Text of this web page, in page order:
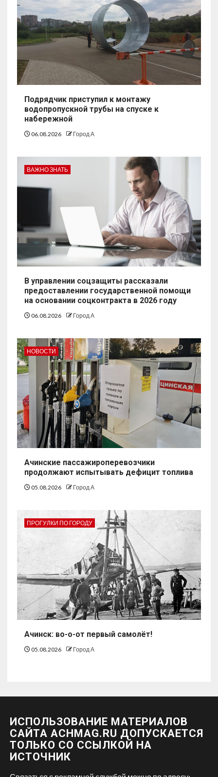
Подрядчик приступил к монтажу
водопропускной трубы на спуске к
набережной
06.08.2026 Город А
ВАЖНО ЗНАТЬ
В управлении соцзащиты рассказали
предоставлении государственной помощи
на основании соцконтракта в 2026 году
06.08.2026 Город А
НОВОСТИ
Ачинские пассажироперевозчики
продолжают испытывать дефицит топлива
05.08.2026 Город А
ПРОГУЛКИ ПО ГОРОДУ
Ачинск: во-о-от первый самолёт!
05.08.2026 Город А
ИСПОЛЬЗОВАНИЕ МАТЕРИАЛОВ
САЙТА ACHMAG.RU ДОПУСКАЕТСЯ
ТОЛЬКО СО ССЫЛКОЙ НА
ИСТОЧНИК